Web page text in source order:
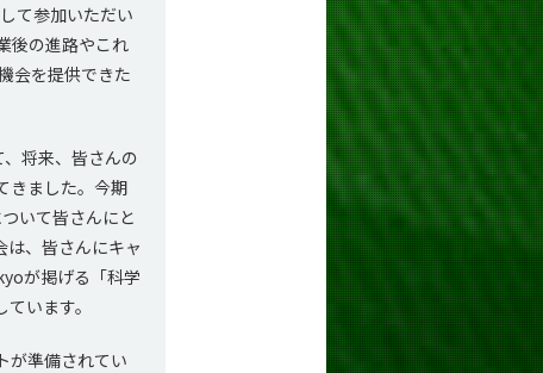
て参加いただい
後の進路やこれ
会を提供できた
将来、皆さんの
きました。今期
いて皆さんにと
は、皆さんにキャ
が掲げる「科学
います。
が準備されてい